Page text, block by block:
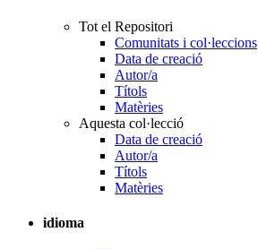
Tot el Repositori
Comunitats i col·leccions
Data de creació
Autor/a
Títols
Matèries
Aquesta col·lecció
Data de creació
Autor/a
Títols
Matèries
idioma